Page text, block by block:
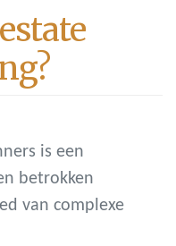
is een
betrokken
van complexe